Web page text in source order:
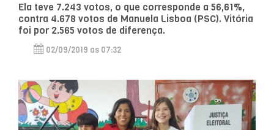
Ela teve 7.243 votos, o que corresponde a 56,61%,
contra 4.678 votos de Manuela Lisboa (PSC). Vitória
foi por 2.565 votos de diferença.
02/09/2019 as 07:32